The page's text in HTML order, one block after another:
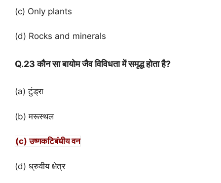
(c) Only plants
(d) Rocks and minerals
Q.23 कौन सा बायोम जैव विविधता में समृद्ध होता है?
(a) टुंड्रा
(b) मरूस्थल
(c) उष्णकटिबंधीय वन
(d) ध्रुवीय क्षेत्र